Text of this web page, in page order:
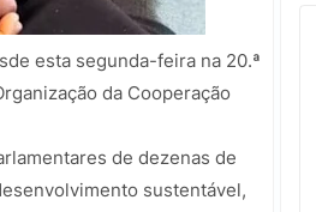
esta segunda-feira na 20.ª
da Cooperação
de dezenas de
sustentável,